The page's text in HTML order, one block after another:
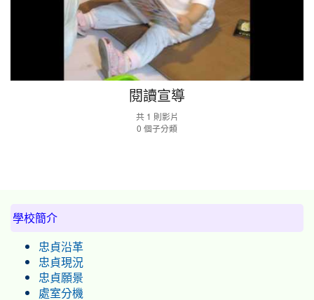
閱讀宣導
共 1 則影片
0 個子分類
學校簡介
忠貞沿革
忠貞現況
忠貞願景
處室分機